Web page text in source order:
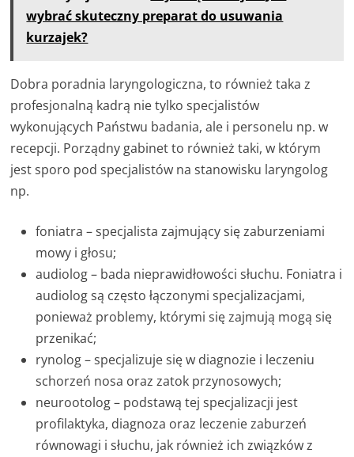
wybrać skuteczny preparat do usuwania
kurzajek?
Dobra poradnia laryngologiczna, to również taka z
profesjonalną kadrą nie tylko specjalistów
wykonujących Państwu badania, ale i personelu np. w
recepcji. Porządny gabinet to również taki, w którym
jest sporo pod specjalistów na stanowisku laryngolog
np.
foniatra – specjalista zajmujący się zaburzeniami
mowy i głosu;
audiolog – bada nieprawidłowości słuchu. Foniatra i
audiolog są często łączonymi specjalizacjami,
ponieważ problemy, którymi się zajmują mogą się
przenikać;
rynolog – specjalizuje się w diagnozie i leczeniu
schorzeń nosa oraz zatok przynosowych;
neurootolog – podstawą tej specjalizacji jest
profilaktyka, diagnoza oraz leczenie zaburzeń
równowagi i słuchu, jak również ich związków z